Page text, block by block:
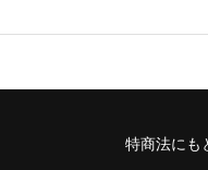
特商法にも